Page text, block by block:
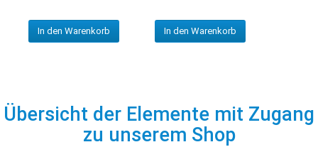
In den Warenkorb In den Warenkorb
Übersicht der Elemente mit Zugang
zu unserem Shop